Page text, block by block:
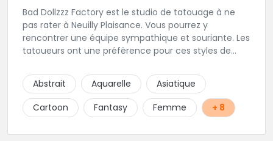
Bad Dollzzz Factory est le studio de tatouage à ne
pas rater à Neuilly Plaisance. Vous pourrez y
rencontrer une équipe sympathique et souriante. Les
tatoueurs ont une préfèrence pour ces styles de
culture et traits fins. Foncez !
Abstrait Aquarelle
Asiatique
Cartoon
Fantasy Femme + 8